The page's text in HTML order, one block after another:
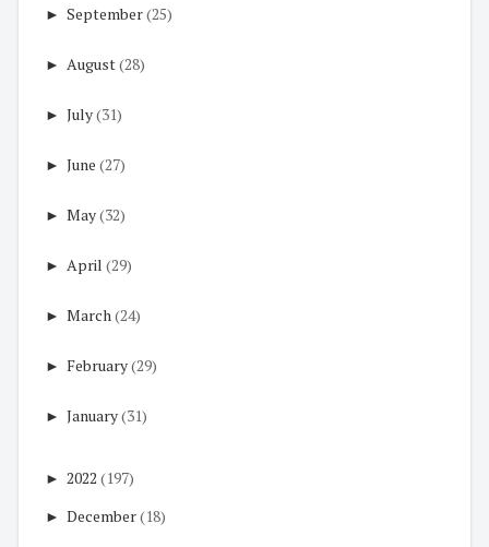
► September(25)
► August(28)
► July(31)
► June (27)
► May(32)
► April (29)
► March(24)
► February(29)
► January(31)
► 2022 (197)
► December(18)